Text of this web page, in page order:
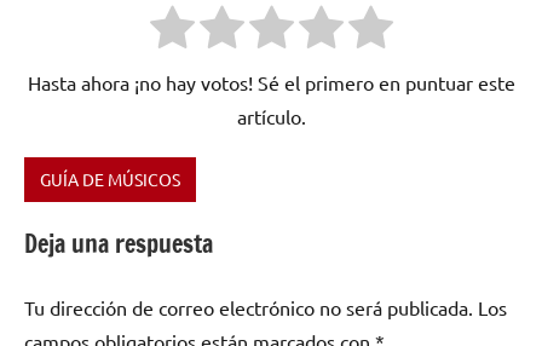
Hasta ahora ¡no hay votos! Sé el primero en puntuar este
artículo.
Etiquetado
Always
the
road,
GUÍA DE MÚSICOS
Deja una respuesta
Tu dirección de correo electrónico no será publicada. Los
campos obligatorios están marcados con *